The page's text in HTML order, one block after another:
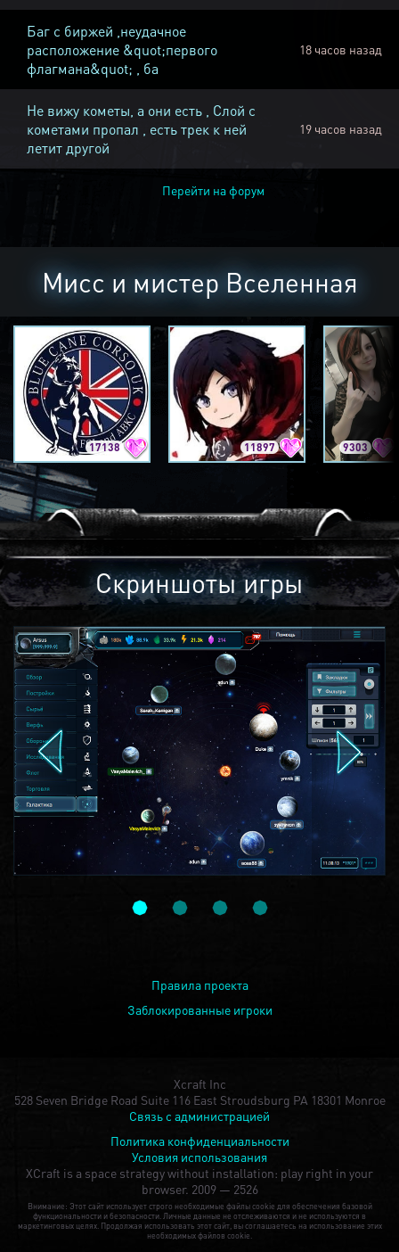
Баг с биржей ,неудачное
расположение &quot;первого
флагмана&quot; , ба
18 часов назад
Не вижу кометы, а они есть , Слой с
кометами пропал , есть трек к ней
летит другой
19 часов назад
Перейти на форум
Мисс и мистер Вселенная
17138 11897 9303
Скриншоты игры
Правила проекта
Заблокированные игроки
Xcraft Inc
528 Seven Bridge Road Suite 116 East Stroudsburg PA 18301 Monroe
Связь с администрацией
Политика конфиденциальности
Условия использования
XCraft is a space strategy without installation: play right in your
browser. 2009 — 2526
Внимание: Этот сайт использует строго необходимые файлы cookie для обеспечения базовой
функциональности и безопасности. Личные данные не отслеживаются и не используются в
маркетинговых целях. Продолжая использовать этот сайт, вы соглашаетесь на использование этих
необходимых файлов cookie.